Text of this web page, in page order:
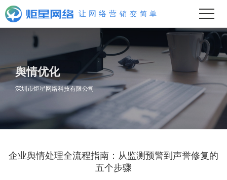
让 网络营 销 变 简单
舆情优化
深圳市炬星网络科技有限公司
企业舆情处理全流程指南：从监测预警到声誉修复的
五个步骤